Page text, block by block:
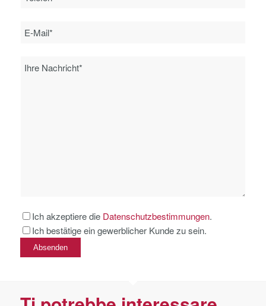
Ich akzeptiere die Datenschutzbestimmungen.
Ich bestätige ein gewerblicher Kunde zu sein.
Bitte lassen Sie dieses Feld leer